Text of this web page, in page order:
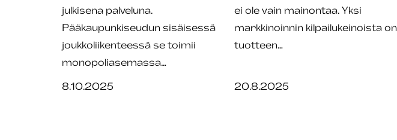
julkisena palveluna.
Pääkaupunkiseudun sisäisessä
joukkoliikenteessä se toimii
monopoliasemassa…
8.10.2025
ei ole vain mainontaa. Yksi
markkinoinnin kilpailukeinoista on
tuotteen…
20.8.2025